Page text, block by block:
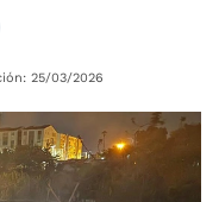
25/03/2026